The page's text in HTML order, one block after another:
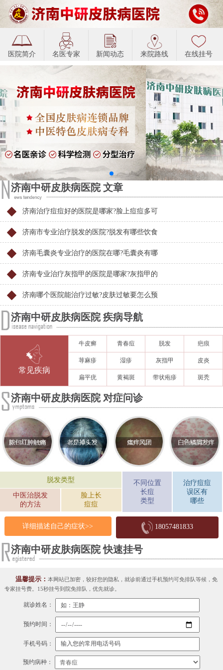
医院简介 名医专家 新闻动态 来院路线 在线挂号
济南中研皮肤病医院 文章
济南治疗痘痘好的医院是哪家?脸上痘痘多可
济南市专业治疗脱发的医院?脱发有哪些饮食
济南毛囊炎专业治疗的医院在哪?毛囊炎有哪
济南专业治疗灰指甲的医院是哪家?灰指甲的
济南哪个医院能治疗过敏?皮肤过敏要怎么预
济南中研皮肤病医院 疾病导航
常见疾病
牛皮癣 青春痘 脱发 疤痕
荨麻疹 湿疹 灰指甲 皮炎
扁平疣 黄褐斑 带状疱疹 斑秃
济南中研皮肤病医院 对症问诊
脱发类型
中医治脱发
的方法
脸上长
痘痘
不同位置
长痘
类型
治疗痘痘
误区有
哪些
详细描述自己的症状>> 18057481833
济南中研皮肤病医院 快速挂号
温馨提示：本网站已加密，较好您的隐私，就诊前通过手机预约可免排队等候，免
专家挂号费。15秒挂号到院免排队，优先就诊。
就诊姓名：
预约时间：
手机号码：
预约病种：